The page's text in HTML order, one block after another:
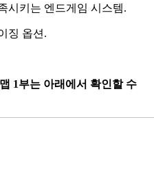
시키는 엔드게임 시스템.
징 옵션.
1부는 아래에서 확인할 수